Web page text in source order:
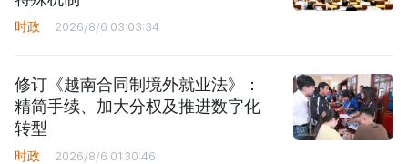
时政 2026/8/6 03:03:34
修订《越南合同制境外就业法》：
精简手续、加大分权及推进数字化
转型
时政 2026/8/6 01:30:46